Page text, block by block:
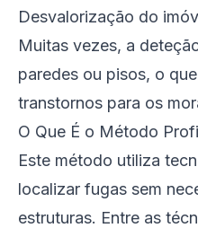
Desvalorização do
Muitas vezes, a
paredes ou pisos, o
transtornos para os
O Que É o Método
Este método utiliza
localizar fugas sem
estruturas. Entre as